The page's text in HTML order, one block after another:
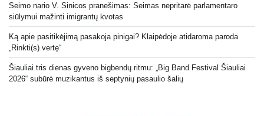
Seimo nario V. Sinicos pranešimas: Seimas nepritarė parlamentaro
siūlymui mažinti imigrantų kvotas
Ką apie pasitikėjimą pasakoja pinigai? Klaipėdoje atidaroma paroda
„Rinkti(s) vertę“
Šiauliai tris dienas gyveno bigbendų ritmu: „Big Band Festival Šiauliai
2026“ subūrė muzikantus iš septynių pasaulio šalių